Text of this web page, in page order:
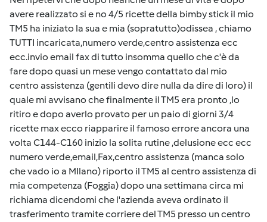
avere realizzato si e no 4/5 ricette della bimby stick il mio
TM5 ha iniziato la sua e mia (sopratutto)odissea , chiamo
TUTTI incaricata,numero verde,centro assistenza ecc
ecc.invio email fax di tutto insomma quello che c'è da
fare dopo quasi un mese vengo contattato dal mio
centro assistenza (gentili devo dire nulla da dire di loro) il
quale mi avvisano che finalmente il TM5 era pronto ,lo
ritiro e dopo averlo provato per un paio di giorni 3/4
ricette max ecco riapparire il famoso errore ancora una
volta C144-C160 inizio la solita rutine ,delusione ecc ecc
numero verde,email,Fax,centro assistenza (manca solo
che vado io a MIlano) riporto il TM5 al centro assistenza di
mia competenza (Foggia) dopo una settimana circa mi
richiama dicendomi che l'azienda aveva ordinato il
trasferimento tramite corriere del TM5 presso un centro